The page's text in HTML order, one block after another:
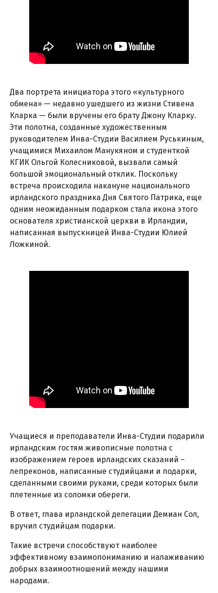
Два портрета инициатора этого «культурного
обмена» — недавно ушедшего из жизни Стивена
Кларка — были вручены его брату Джону Кларку.
Эти полотна, созданные художественным
руководителем Инва-Студии Василием Руськиным,
учащимися Михаилом Манукяном и студенткой
КГИК Ольгой Колесниковой, вызвали самый
большой эмоциональный отклик. Поскольку
встреча происходила накануне национального
ирландского праздника Дня Святого Патрика, еще
одним неожиданным подарком стала икона этого
основателя христианской церкви в Ирландии,
написанная выпускницей Инва-Студии Юлией
Ложкиной.
Учащиеся и преподаватели Инва-Студии подарили
ирландским гостям живописные полотна с
изображением героев ирландских сказаний –
лепреконов, написанные студийцами и подарки,
сделанными своими руками, среди которых были
плетенные из соломки обереги.
В ответ, глава ирландской делегации Демиан Сол,
вручил студийцам подарки.
Такие встречи способствуют наиболее
эффективному взаимопониманию и налаживанию
добрых взаимоотношений между нашими
народами.